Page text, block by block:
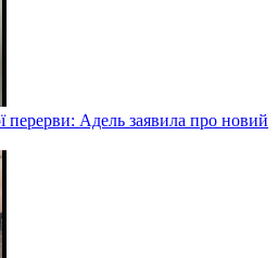
перерви: Адель заявила про новий